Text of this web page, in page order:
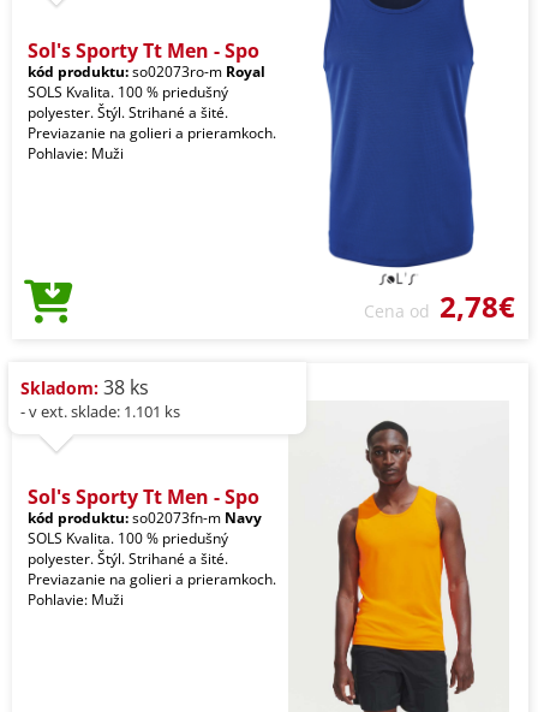
Sol's Sporty Tt Men - Spo
kód produktu:so02073ro-m Royal
SOLS Kvalita. 100 % priedušný
polyester. Štýl. Strihané a šité.
Previazanie na golieri a prieramkoch.
Pohlavie: Muži
Cena od 2,78€
Skladom: 38 ks
- v ext. sklade: 1.101 ks
Sol's Sporty Tt Men - Spo
kód produktu:so02073fn-m Navy
SOLS Kvalita. 100 % priedušný
polyester. Štýl. Strihané a šité.
Previazanie na golieri a prieramkoch.
Pohlavie: Muži